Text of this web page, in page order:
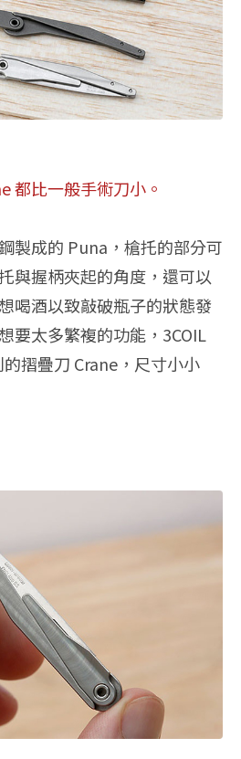
都比一般手術刀小。
製成的 Puna，槍托的部分可
與握柄夾起的角度，還可以
喝酒以致敲破瓶子的狀態發
要太多繁複的功能，3COIL
摺疊刀 Crane，尺寸小小